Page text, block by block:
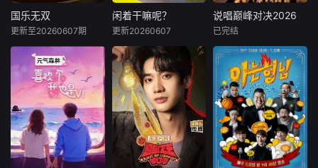
少年从亚欧大陆腹
地的新疆启程，以
新疆公路之旅，最
终奔赴心之向往的
海岛。
国乐无双
张杰
《国粤无双》是浙
江卫视、中央宣传
部电影卫星频道联
合推出的节目。 该
节目每期嘉宾分组
对抗，观众现场票
选每期“主题金
国乐无双
更新至20260607期
闲着干嘛呢？
金泰浩PD和刘在锡
一起合作的MBC新
综艺《闲着干嘛
呢？》将于27日首
播，节目将在过去
《无限挑战》播出
的时间段每周六下
午6点播出。此前
闲着干嘛呢？
更新20260607
说唱巅峰对决2026
艾热
#2026爱桃综快乐
不重样# #说唱十
周年巅峰对决#全
新升级归来，这次
不止比技术，更要
玩灵魂共振！最顶
的舞台 最真的故
说唱巅峰对决2026
已完结